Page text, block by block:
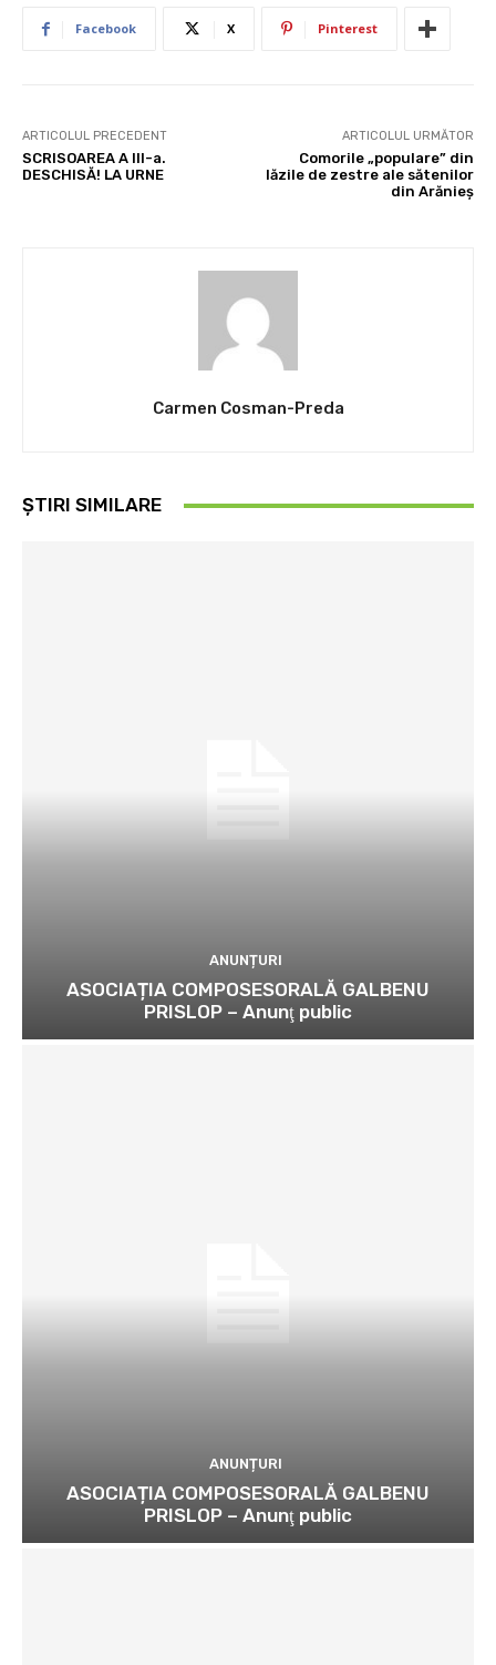
Facebook X Pinterest
ARTICOLUL PRECEDENT
SCRISOAREA A III-a.
DESCHISĂ! LA URNE
ARTICOLUL URMĂTOR
Comorile „populare” din
lăzile de zestre ale sătenilor
din Arănieş
Carmen Cosman-Preda
ȘTIRI SIMILARE
ANUNȚURI
ASOCIAȚIA COMPOSESORALĂ GALBENU
PRISLOP – Anunţ public
ANUNȚURI
ASOCIAȚIA COMPOSESORALĂ GALBENU
PRISLOP – Anunţ public